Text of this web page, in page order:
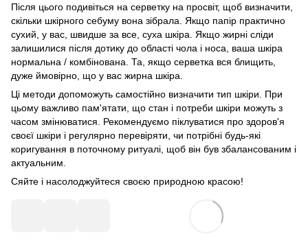
Після цього подивіться на серветку на просвіт, щоб визначити,
скільки шкірного себуму вона зібрала. Якщо папір практично
сухий, у вас, швидше за все, суха шкіра. Якщо жирні сліди
залишилися після дотику до області чола і носа, ваша шкіра
нормальна / комбінована. Та, якщо серветка вся блищить,
дуже ймовірно, що у вас жирна шкіра.
Ці методи допоможуть самостійно визначити тип шкіри. При
цьому важливо пам'ятати, що стан і потреби шкіри можуть з
часом змінюватися. Рекомендуємо піклуватися про здоров'я
своєї шкіри і регулярно перевіряти, чи потрібні будь-які
коригування в поточному ритуалі, щоб він був збалансованим і
актуальним.
Сяйте і насолоджуйтеся своєю природною красою!